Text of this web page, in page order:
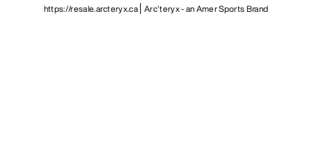
https://resale.arcteryx.ca Arc'teryx - an Amer Sports Brand